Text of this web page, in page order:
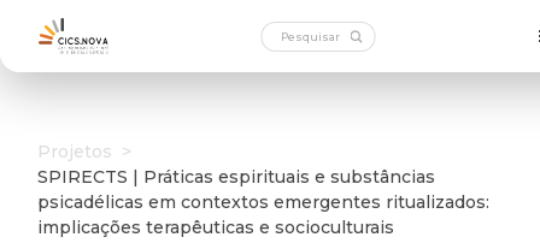
Projetos >
SPIRECTS | Práticas espirituais e substâncias
psicadélicas em contextos emergentes ritualizados:
implicações terapêuticas e socioculturais